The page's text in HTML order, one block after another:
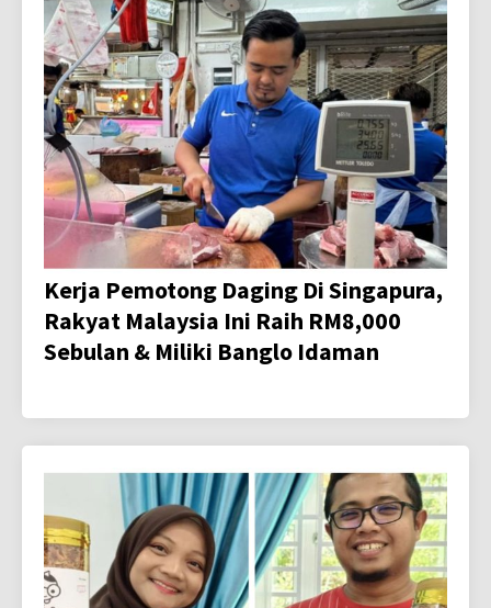
Kerja Pemotong Daging Di Singapura,
Rakyat Malaysia Ini Raih RM8,000
Sebulan & Miliki Banglo Idaman